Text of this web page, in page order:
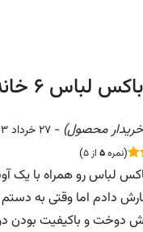
باکس لباس ۶ خانه
محصول) - 27 خرداد 1403
(نمره5 از 5 )
لباس رو همراه با یک
دادم اما وقتی به
دوخت و باکیفیت بودن